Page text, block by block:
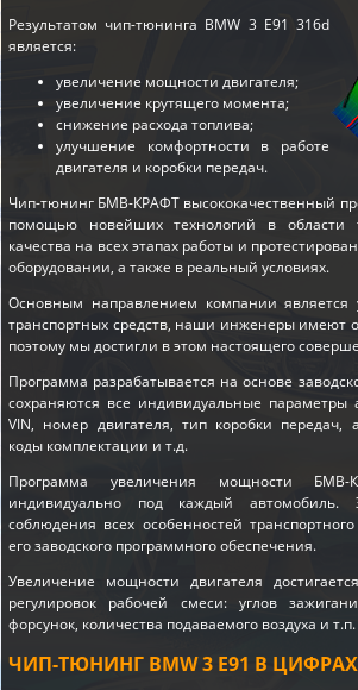
Результатом чип-тюнинга BMW 3 E91 316d
является:
увеличение мощности двигателя;
увеличение крутящего момента;
снижение расхода топлива;
улучшение комфортности в работе
двигателя и коробки передач.
Чип-тюнинг БМВ-КРАФТ высококачественный
помощью новейших технологий в области
качества на всех этапах работы и
оборудовании, а также в реальный условиях.
Основным направлением компании является
транспортных средств, наши инженеры имеют
поэтому мы достигли в этом настоящего
Программа разрабатывается на основе
сохраняются все индивидуальные параметры
VIN, номер двигателя, тип коробки передач,
коды комплектации и т.д.
Программа увеличения мощности БМВ-
индивидуально под каждый автомобиль.
соблюдения всех особенностей
его заводского программного обеспечения.
Увеличение мощности двигателя
регулировок рабочей смеси: углов
форсунок, количества подаваемого воздуха и т.п.
ЧИП-ТЮНИНГ BMW 3 E91 В ЦИФРАХ